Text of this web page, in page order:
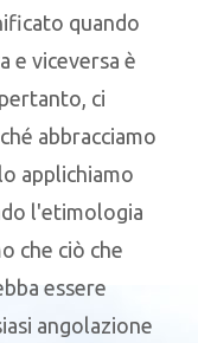
quando
e viceversa è
ci
abbracciamo
applichiamo
l'etimologia
che ciò che
essere
angolazione